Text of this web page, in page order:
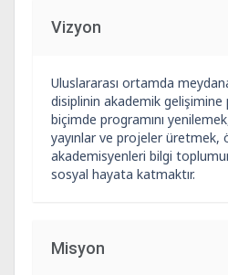
Vizyon
Uluslararası ortamda
disiplinin akademik
biçimde programını
yayınlar ve projeler üretmek,
akademisyenleri bilgi
sosyal hayata katmaktır.
Misyon